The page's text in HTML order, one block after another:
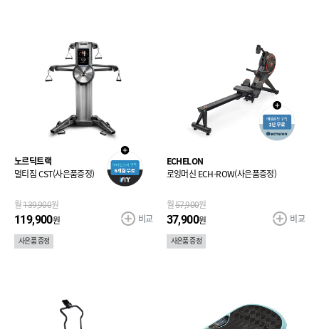
노르딕트랙
멀티짐 CST(사은품증정)
월139,900원
119,900원
사은품 증정
비교
ECHELON
로잉머신 ECH-ROW(사은품증정)
월57,900원
37,900원
사은품 증정
비교